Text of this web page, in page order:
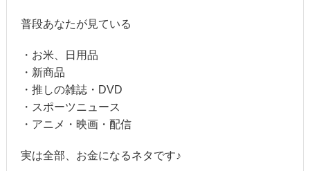
普段あなたが見ている
・お米、日用品
・新商品
・推しの雑誌・DVD
・スポーツニュース
・アニメ・映画・配信
実は全部、お金になるネタです♪